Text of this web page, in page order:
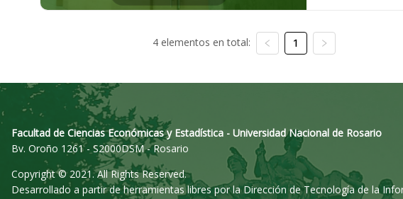
4 elementos en total: 1
Facultad de Ciencias Económicas y Estadística - Universidad Nacional de Rosario
Bv. Oroño 1261 - S2000DSM - Rosario
Copyright © 2021. All Rights Reserved.
Desarrollado a partir de herramientas libres por la Dirección de Tecnología de la